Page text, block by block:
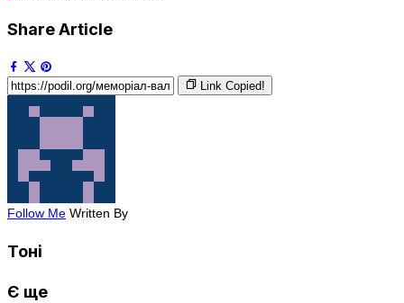
Share Article
Link Copied!
Follow Me Written By
Тоні
Є ще